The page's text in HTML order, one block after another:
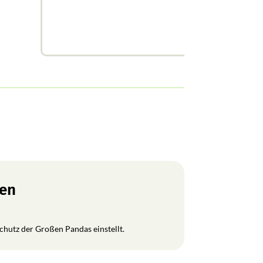
der Großen Pandas einstellt.